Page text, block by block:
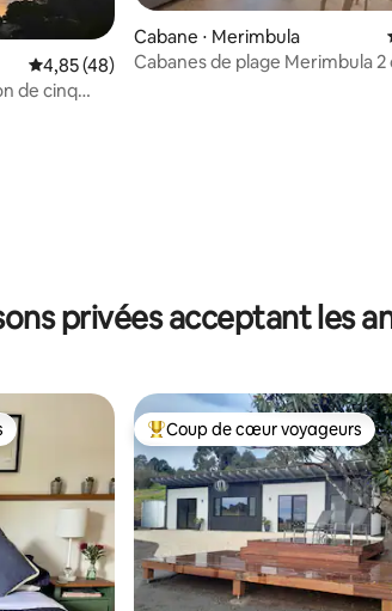
Évaluation moyenne sur la base de 48
4,85 (48)
de cinq
Cabane ⋅ Merimbula
Cabanes de plage Merimbula 2
privées acceptant les
plus appréciés Coups de cœur voyageurs les
Coup de cœur voyageurs